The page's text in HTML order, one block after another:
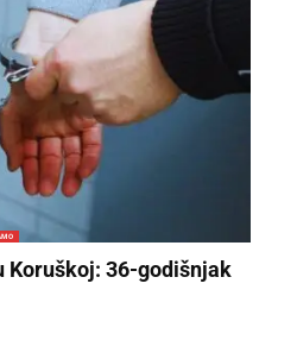
Koruškoj: 36-godišnjak